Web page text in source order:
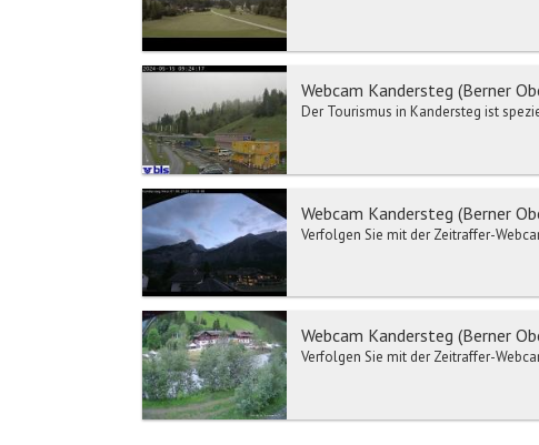
Webcam Kandersteg (Berner
Der Tourismus in Kandersteg ist
Webcam Kandersteg (Berner
Verfolgen Sie mit der Zeitraffer-
Webcam Kandersteg (Berner
Verfolgen Sie mit der Zeitraffer-